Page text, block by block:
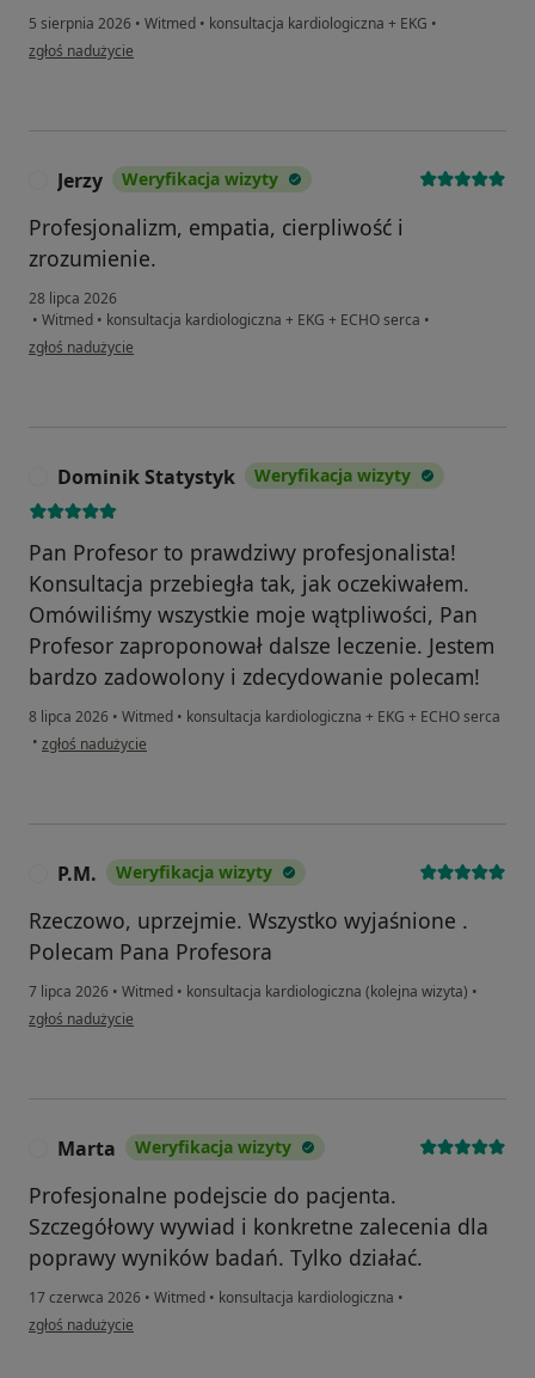
5 sierpnia 2026 • Witmed • konsultacja kardiologiczna + EKG •
w opinii użytkownika Janusz
zgłoś nadużycie
Jerzy Weryfikacja wizyty
Profesjonalizm, empatia, cierpliwość i
zrozumienie.
28 lipca 2026
• Witmed • konsultacja kardiologiczna + EKG + ECHO serca •
w opinii użytkownika Jerzy
zgłoś nadużycie
Dominik Statystyk Weryfikacja wizyty
Pan Profesor to prawdziwy profesjonalista!
Konsultacja przebiegła tak, jak oczekiwałem.
Omówiliśmy wszystkie moje wątpliwości, Pan
Profesor zaproponował dalsze leczenie. Jestem
bardzo zadowolony i zdecydowanie polecam!
8 lipca 2026 • Witmed • konsultacja kardiologiczna + EKG + ECHO serca
• w opinii użytkownika Dominik Statystyk
zgłoś nadużycie
P.M. Weryfikacja wizyty
Rzeczowo, uprzejmie. Wszystko wyjaśnione .
Polecam Pana Profesora
7 lipca 2026 • Witmed • konsultacja kardiologiczna (kolejna wizyta) •
w opinii użytkownika P.M.
zgłoś nadużycie
Marta Weryfikacja wizyty
Profesjonalne podejscie do pacjenta.
Szczegółowy wywiad i konkretne zalecenia dla
poprawy wyników badań. Tylko działać.
17 czerwca 2026 • Witmed • konsultacja kardiologiczna •
w opinii użytkownika Marta
zgłoś nadużycie